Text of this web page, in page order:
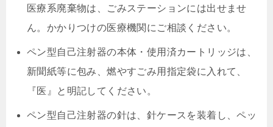
医療系廃棄物は、ごみステーションには出せませ
ん。かかりつけの医療機関にご相談ください。
ペン型自己注射器の本体・使用済カートリッジは、
新聞紙等に包み、燃やすごみ用指定袋に入れて、
『医』と明記してください。
ペン型自己注射器の針は、針ケースを装着し、ペッ